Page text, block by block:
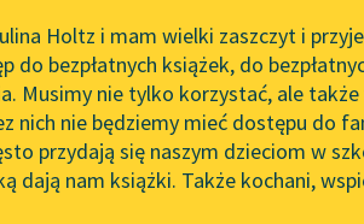
redakcyjne
Wolne Lektury na 32.
Pol’and’Rock Festivalu
„Kochanek Lady
do słuchania na Wolnych
Lekturach
Nowy audiobook –
Holtz i mam wielki zaszczyt i
do bezpłatnych książek, do
Musimy nie tylko korzystać, ale
nich nie będziemy mieć dostępu do
przydają się naszym dzieciom w
dają nam książki. Także kochani,
Czarny Korsarz